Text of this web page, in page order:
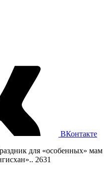
ВКонтакте
для «особенных» мам
2631